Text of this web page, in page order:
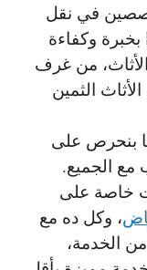
في نقل
بخبرة وكفاءة
من غرف
الثمين
بنحرص على
مع الجميع.
خاصة على
، وكل ده مع
الخدمة،